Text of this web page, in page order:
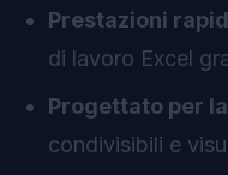
Prestazioni
di lavoro Excel
Progettato per
condivisibili e